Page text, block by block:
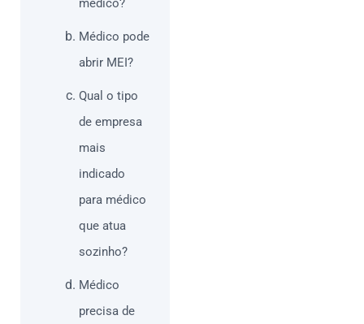
médico?
Médico pode
abrir MEI?
Qual o tipo
de empresa
mais
indicado
para médico
que atua
sozinho?
Médico
precisa de